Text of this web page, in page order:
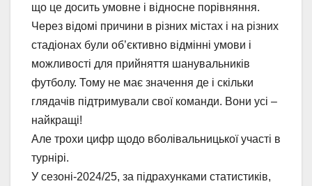
що це досить умовне і відносне порівняння.
Через відомі причини в різних містах і на різних
стадіонах були об’єктивно відмінні умови і
можливості для прийняття шанувальників
футболу. Тому не має значення де і скільки
глядачів підтримували свої команди. Вони усі –
найкращі!
Але трохи цифр щодо вболівальницької участі в
турнірі.
У сезоні-2024/25, за підрахунками статистиків,